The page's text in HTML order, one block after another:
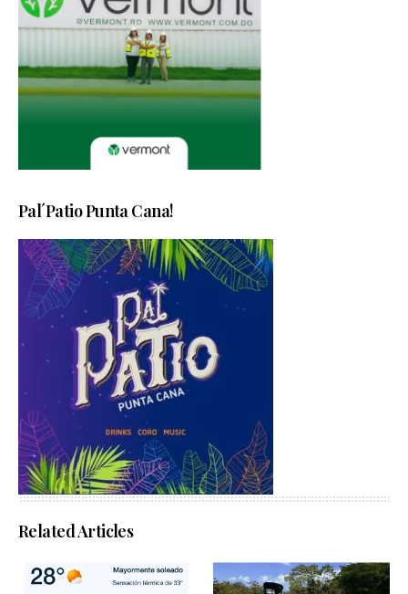
Pal´Patio Punta Cana!
Related Articles